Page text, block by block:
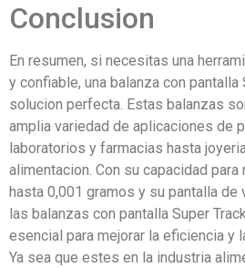
Conclusion
En resumen, si necesitas una
y confiable, una balanza con pantalla
solucion perfecta. Estas balanzas
amplia variedad de aplicaciones de
laboratorios y farmacias hasta
alimentacion. Con su capacidad
hasta 0,001 gramos y su pantalla de
las balanzas con pantalla Super
esencial para mejorar la eficiencia y
Ya sea que estes en la industria